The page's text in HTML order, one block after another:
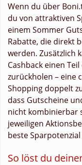
Wenn du über
du von attraktiven
einem Sommer
Rabatte, die direkt
werden. Zusätzlich
Cashback einen
zurückholen – eine
Shopping doppelt
dass Gutscheine
nicht kombinierbar
jeweiligen
beste
So löst du